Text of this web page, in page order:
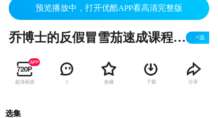
预览播放中，打开优酷APP看高清完整版
乔博士的反假冒雪茄速成课程第1部分-认证的古巴雪茄_古中雪茄翻译 +追
超清画质 2 收藏 下载 分享
选集